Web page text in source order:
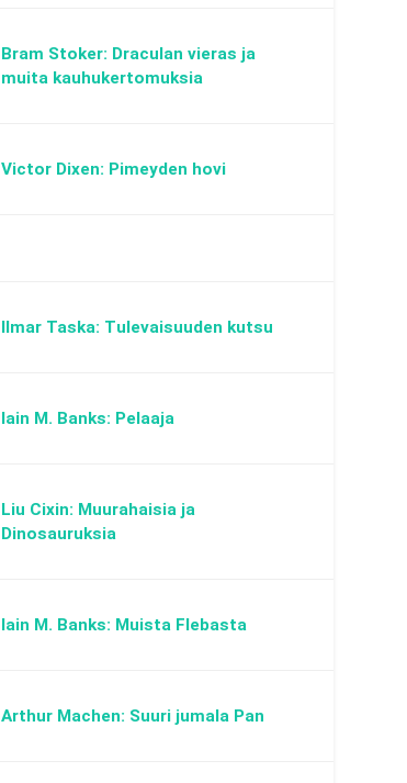
Bram Stoker: Draculan vieras ja
muita kauhukertomuksia
Victor Dixen: Pimeyden hovi
Ilmar Taska: Tulevaisuuden kutsu
Iain M. Banks: Pelaaja
Liu Cixin: Muurahaisia ja
Dinosauruksia
Iain M. Banks: Muista Flebasta
Arthur Machen: Suuri jumala Pan